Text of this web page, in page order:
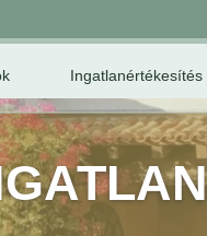
Ingatlanértékesítés